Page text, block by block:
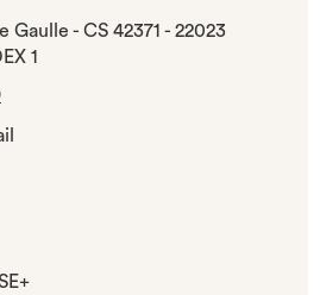
Gaulle - CS 42371 - 22023
1